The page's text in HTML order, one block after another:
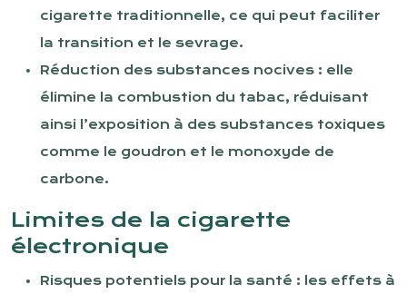
cigarette traditionnelle, ce qui peut faciliter
la transition et le sevrage.
Réduction des substances nocives : elle
élimine la combustion du tabac, réduisant
ainsi l’exposition à des substances toxiques
comme le goudron et le monoxyde de
carbone.
Limites de la cigarette
électronique
Risques potentiels pour la santé : les effets à